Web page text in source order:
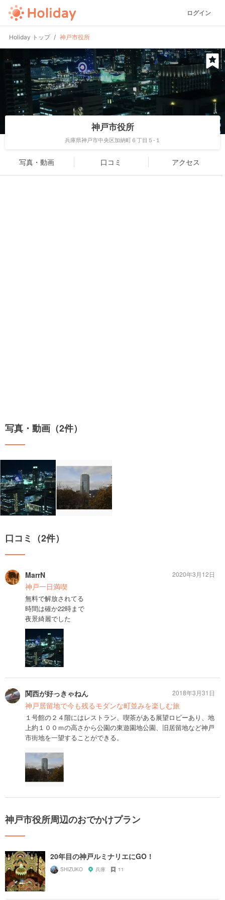
ログイン
Holiday トップ 神戸市役所
神戸市役所
兵庫県神戸市中央区加納町６丁目５-１
写真・動画 口コミ アクセス
写真・動画（2件）
口コミ（2件）
MarrN
神戸一日満喫
無料で解放されてる
時間は確か22時まで
夜景綺麗でした
2020年3月12日
関西が好っきゃねん
神戸居留地で今も残るモダンな町並みを楽しむ旅
１号館の２４階にはレストラン、喫茶がある展望ロビーあり、地
上約１００ｍの高さから公園の東遊園地公園、旧居留地など神戸
市街地を一望することができる。
2018年3月31日
神戸市役所周辺のおでかけプラン
20年目の神戸ルミナリエにGO！
SHIZUKO 兵庫 11